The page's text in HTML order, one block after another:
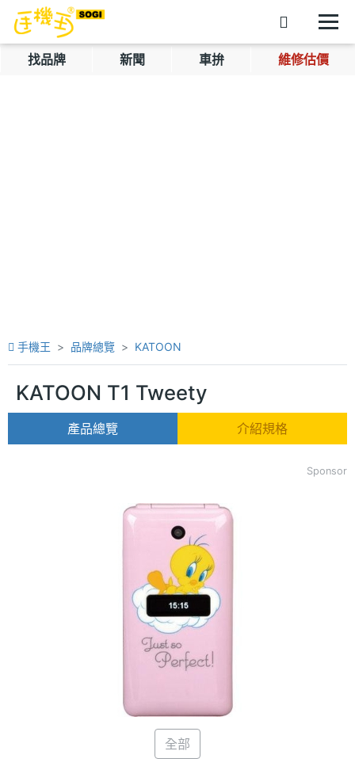
找品牌 新聞 車拚 維修估價
手機王 品牌總覽 KATOON
KATOON T1 Tweety
產品總覽 介紹規格
Sponsor
全部